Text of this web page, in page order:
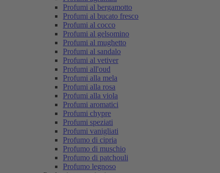
Profumi al bergamotto
Profumi al bucato fresco
Profumi al cocco
Profumi al gelsomino
Profumi al mughetto
Profumi al sandalo
Profumi al vetiver
Profumi all'oud
Profumi alla mela
Profumi alla rosa
Profumi alla viola
Profumi aromatici
Profumi chypre
Profumi speziati
Profumi vanigliati
Profumo di cipria
Profumo di muschio
Profumo di patchouli
Profumo legnoso